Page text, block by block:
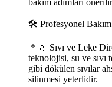
🛠️ Profesyonel
* 💧 Sıvı ve Leke
teknolojisi, su ve sıvı
gibi dökülen sıvılar
silinmesi yeterlidir.